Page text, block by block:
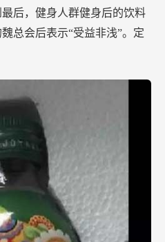
后，健身人群健身后的饮料
总会后表示“受益非浅”。定